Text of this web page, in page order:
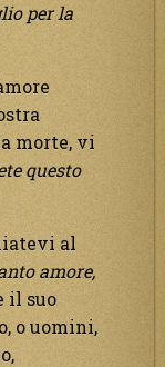
per la
morte, vi
questo
al
amore,
il suo
o uomini,